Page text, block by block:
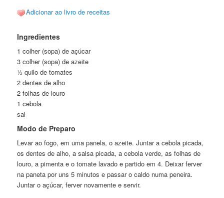
Adicionar ao livro de receitas
Ingredientes
1 colher (sopa) de açúcar
3 colher (sopa) de azeite
½ quilo de tomates
2 dentes de alho
2 folhas de louro
1 cebola
sal
Modo de Preparo
Levar ao fogo, em uma panela, o azeite. Juntar a cebola picada,
os dentes de alho, a salsa picada, a cebola verde, as folhas de
louro, a pimenta e o tomate lavado e partido em 4. Deixar ferver
na paneta por uns 5 minutos e passar o caldo numa peneira.
Juntar o açúcar, ferver novamente e servir.